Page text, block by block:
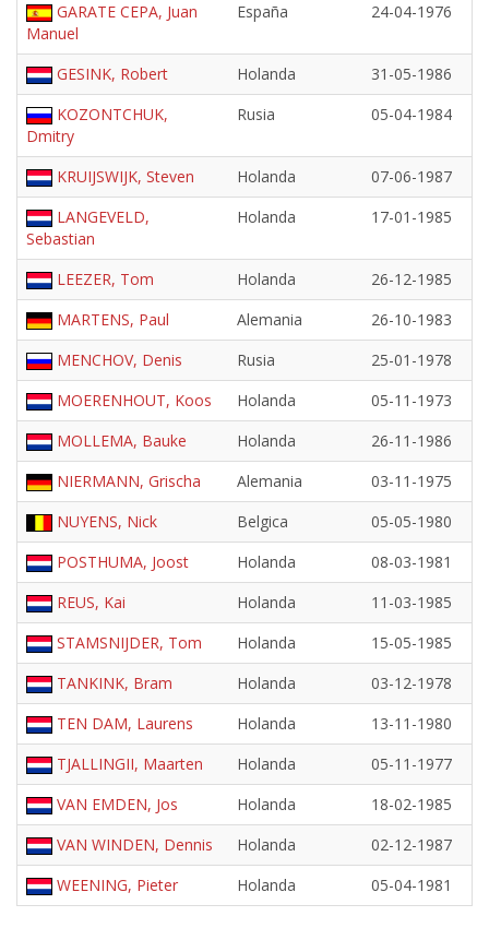
GARATE CEPA, Juan
Manuel
España 24-04-1976
GESINK, Robert Holanda
31-05-1986
KOZONTCHUK,
Dmitry
Rusia 05-04-1984
KRUIJSWIJK, Steven Holanda
07-06-1987
LANGEVELD,
Sebastian
Holanda 17-01-1985
LEEZER, Tom Holanda
26-12-1985
MARTENS, Paul
Alemania
26-10-1983
MENCHOV, Denis
Rusia
25-01-1978
MOERENHOUT, Koos
Holanda
05-11-1973
MOLLEMA, Bauke
Holanda
26-11-1986
NIERMANN, Grischa
Alemania
03-11-1975
NUYENS, Nick
Belgica
05-05-1980
POSTHUMA, Joost
Holanda
08-03-1981
REUS, Kai
Holanda
11-03-1985
STAMSNIJDER, Tom
Holanda
15-05-1985
TANKINK, Bram
Holanda
03-12-1978
TEN DAM, Laurens
Holanda
13-11-1980
TJALLINGII, Maarten
Holanda
05-11-1977
VAN EMDEN, Jos
Holanda
18-02-1985
VAN WINDEN, Dennis
Holanda
02-12-1987
WEENING, Pieter
Holanda 05-04-1981